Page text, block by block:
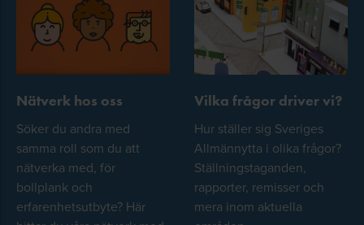
Nätverk hos oss
Söker du andra med
samma roll som du att
nätverka med, för
bollplank och
erfarenhetsutbyte? Här
Vilka frågor driver vi?
Hur ställer sig Sveriges
Allmännytta i olika frågor?
Ställningstaganden,
rapporter, remisser och
mera inom aktuella